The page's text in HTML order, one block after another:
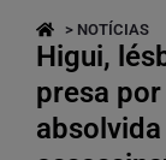
> NOTÍCIAS
Higui,
presa